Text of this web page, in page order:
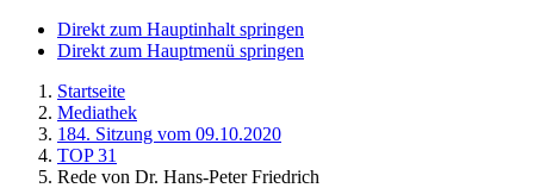
Direkt zum Hauptinhalt springen
Direkt zum Hauptmenü springen
Startseite
Mediathek
184. Sitzung vom 09.10.2020
TOP 31
Rede von Dr. Hans-Peter Friedrich